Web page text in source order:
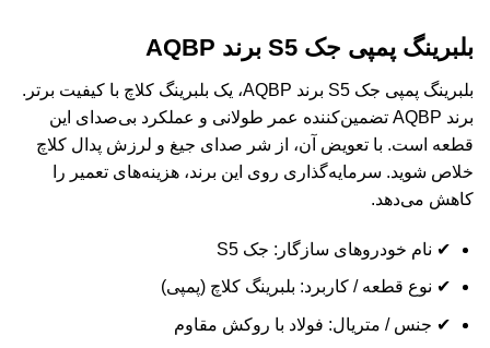
بلبرینگ پمپی جک S5 برند AQBP
بلبرینگ پمپی جک S5 برند AQBP، یک بلبرینگ کلاچ با کیفیت برتر.
برند AQBP تضمین‌کننده عمر طولانی و عملکرد بی‌صدای این
قطعه است. با تعویض آن، از شر صدای جیغ و لرزش پدال کلاچ
خلاص شوید. سرمایه‌گذاری روی این برند، هزینه‌های تعمیر را
کاهش می‌دهد.
✔ نام خودروهای سازگار: جک S5
✔ نوع قطعه / کاربرد: بلبرینگ کلاچ (پمپی)
✔ جنس / متریال: فولاد با روکش مقاوم